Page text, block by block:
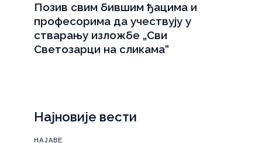
Позив свим бившим ђацима и
професорима да учествују у
стварању изложбе „Сви
Светозарци на сликама“
Најновије вести
НАЈАВЕ